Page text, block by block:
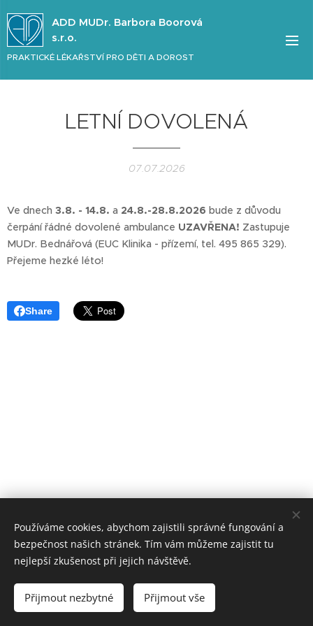
ADD MUDr. Barbora Boorová
s.r.o.
PRAKTICKÉ LÉKAŘSTVÍ PRO DĚTI A DOROST
LETNÍ DOVOLENÁ
07.07.2026
Ve dnech 3.8. - 14.8. a 24.8.-28.8.2026 bude z důvodu
čerpání řádné dovolené ambulance UZAVŘENA! Zastupuje
MUDr. Bednářová (EUC Klinika - přízemí, tel. 495 865 329).
Přejeme hezké léto!
Share
powered by TB-MED
Používáme cookies, abychom zajistili správné fungování a
bezpečnost našich stránek. Tím vám můžeme zajistit tu
nejlepší zkušenost při jejich návštěvě.
Přijmout nezbytné Přijmout vše